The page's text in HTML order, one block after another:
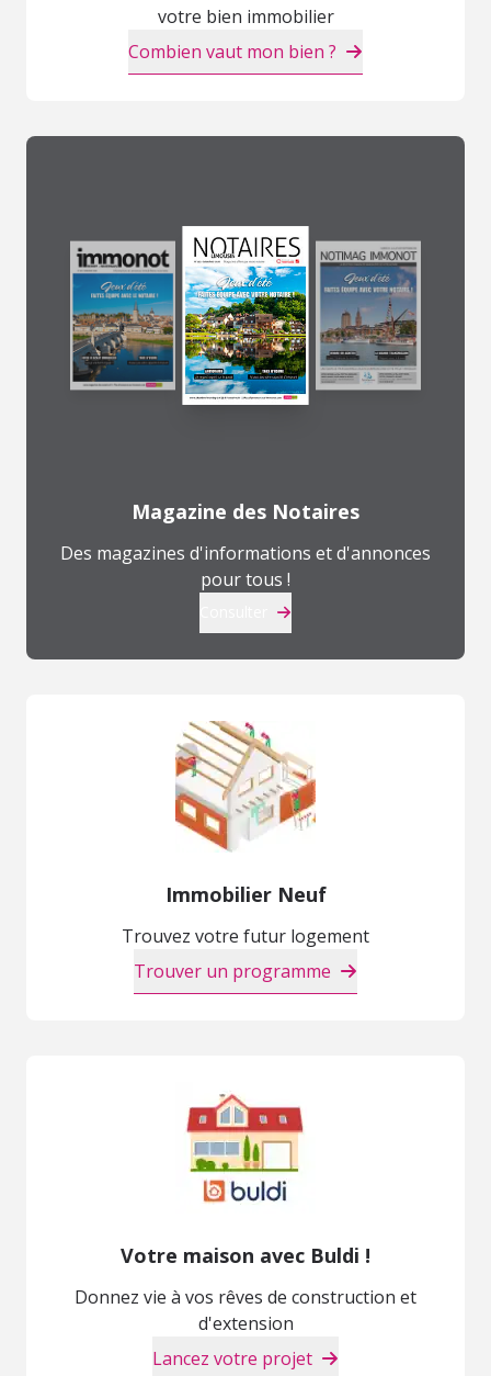
votre bien immobilier
Combien vaut mon bien ?
Magazine des Notaires
Des magazines d'informations et d'annonces
pour tous !
Immobilier Neuf
Trouvez votre futur logement
Trouver un programme
Votre maison avec Buldi !
Donnez vie à vos rêves de construction et
d'extension
Lancez votre projet